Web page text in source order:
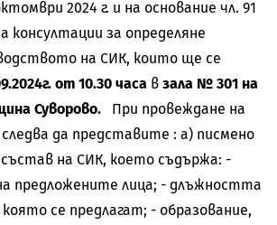
2024 г. и на основание чл. 91
консултации за определяне
на СИК, които ще се
от 10.30 часа в зала № 301 на
Суворово. При провеждане на
да представите : а) писмено
на СИК, което съдържа: -
предложените лица; - длъжността
се предлагат; - образование,